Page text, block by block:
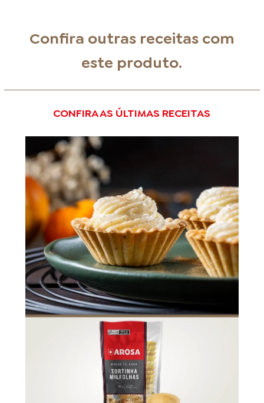
Confira outras receitas com
este produto.
CONFIRA AS ÚLTIMAS RECEITAS